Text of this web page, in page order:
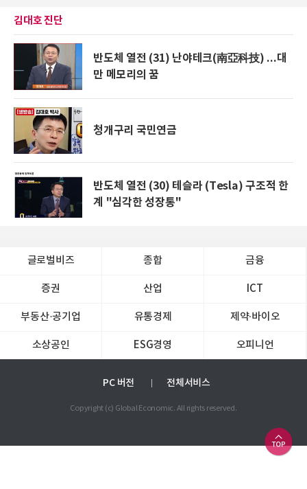
김대호 진단
반도체 열전 (31) 난야테크(南亞科技) ...대
만 메모리의 꿈
청개구리 국민연금
반도체 열전 (30) 테슬라 (Tesla) 구조적 한
계 "심각한 성장통"
글로벌비즈 종합 금융
증권 산업 ICT
부동산·공기업 유통경제 제약∙바이오
소상공인 ESG경영 오피니언
PC 버전 전체서비스
Copyright (c) Global Economic. All rights reserved.